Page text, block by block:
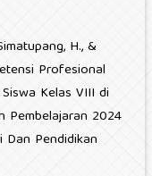
H., &
Profesional
Kelas VIII di
Pembelajaran 2024
Pendidikan